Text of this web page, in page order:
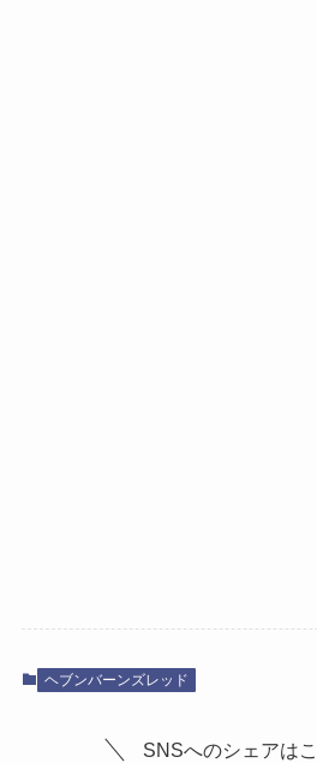
ヘブンバーンズレッド
SNSへのシェアは